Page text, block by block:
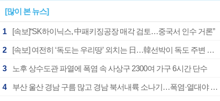
[많이 본 뉴스]
1 [속보]“SK하이닉스, 中패키징공장 매각 검토…중국서 인수 거론”
2 [속보] 여전히 ‘독도는 우리땅’ 외치는 日…韓선박이 독도 주변 해양조사 활동하자 반발
3 노후 상수도관 파열에 폭염 속 사상구 2300여 가구 6시간 단수
4 부산 울산 경남 구름 많고 경남 북서내륙 소나기…폭염·열대야 계속